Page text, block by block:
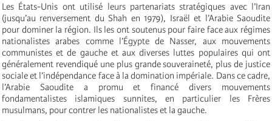
Les États-Unis ont utilisé leurs partenariats stratégiques avec l’Iran
(jusqu’au renversement du Shah en 1979), Israël et l’Arabie Saoudite
pour dominer la région. Ils les ont soutenus pour faire face aux régimes
nationalistes arabes comme l’Égypte de Nasser, aux mouvements
communistes et de gauche et aux diverses luttes populaires qui ont
généralement revendiqué une plus grande souveraineté, plus de justice
sociale et l’indépendance face à la domination impériale. Dans ce cadre,
l’Arabie Saoudite a promu et financé divers mouvements
fondamentalistes islamiques sunnites, en particulier les Frères
musulmans, pour contrer les nationalistes et la gauche.